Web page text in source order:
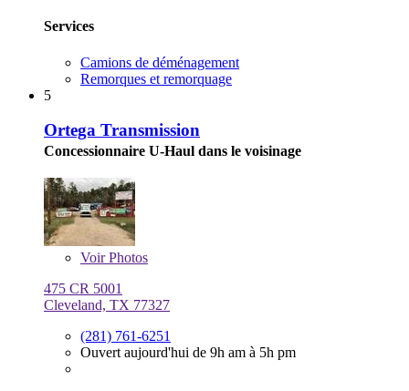
Services
Camions de déménagement
Remorques et remorquage
5
Ortega Transmission
Concessionnaire U-Haul dans le voisinage
VoirPhotos
475 CR 5001
Cleveland, TX 77327
(281) 761-6251
Ouvert aujourd'hui de 9h am à 5h pm